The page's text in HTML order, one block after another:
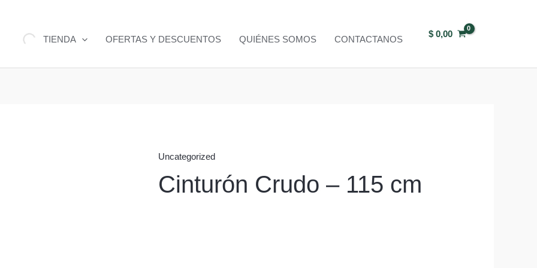
TIENDA OFERTAS Y DESCUENTOS QUIÉNES SOMOS CONTACTANOS
$ 0,00
Uncategorized
Cinturón Crudo – 115 cm